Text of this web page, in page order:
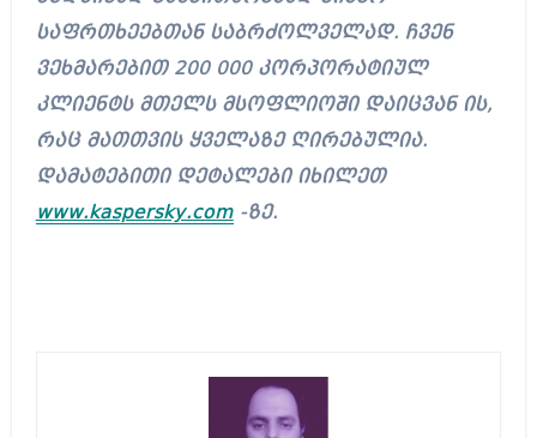
საფრთხეებთან საბრძოლველად. ჩვენ
ვეხმარებით 200 000 კორპორატიულ
კლიენტს მთელს მსოფლიოში დაიცვან ის,
რაც მათთვის ყველაზე ღირებულია.
დამატებითი დეტალები იხილეთ
www.kaspersky.com-ზე.